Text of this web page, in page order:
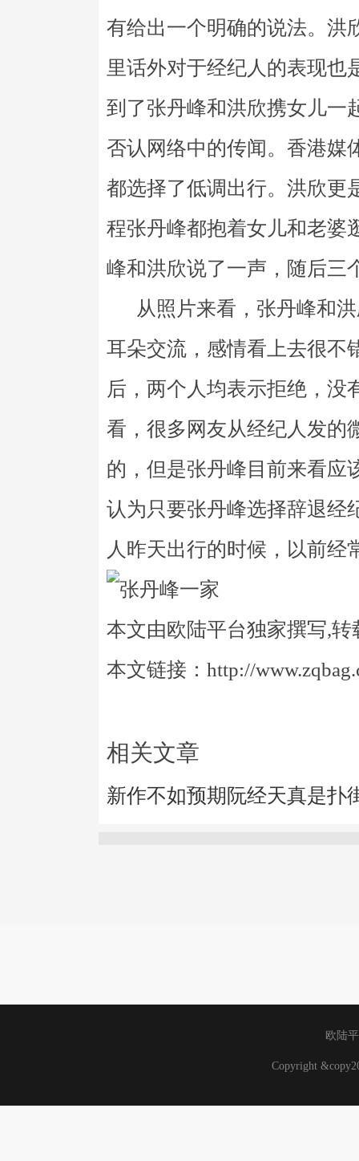
有给出一个明确的说法。洪
里话外对于经纪人的表现也
到了张丹峰和洪欣携女儿一
否认网络中的传闻。香港媒
都选择了低调出行。洪欣更
程张丹峰都抱着女儿和老婆
峰和洪欣说了一声，随后三
从照片来看，张丹峰和洪
耳朵交流，感情看上去很不
后，两个人均表示拒绝，没
看，很多网友从经纪人发的
的，但是张丹峰目前来看应
认为只要张丹峰选择辞退经
人昨天出行的时候，以前经
本文由欧陆平台独家撰写,转
本文链接：http://
相关文章
新作不如预期阮经天真是扑
欧陆
Copyright